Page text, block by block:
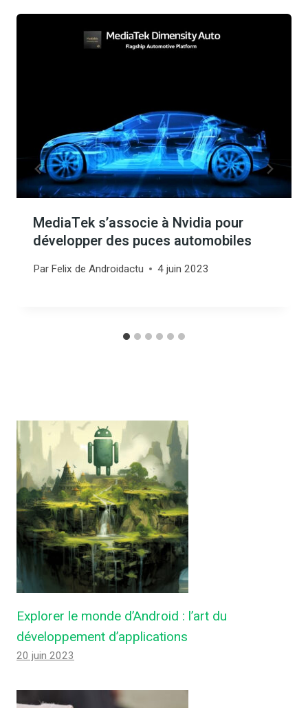
MediaTek s’associe à Nvidia pour
développer des puces automobiles
Par Felix de Androidactu 4 juin 2023
Explorer le monde d’Android : l’art du
développement d’applications
20 juin 2023